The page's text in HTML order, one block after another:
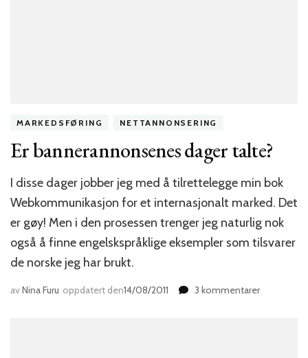
MARKEDSFØRING NETTANNONSERING
Er bannerannonsenes dager talte?
I disse dager jobber jeg med å tilrettelegge min bok
Webkommunikasjon for et internasjonalt marked. Det
er gøy! Men i den prosessen trenger jeg naturlig nok
også å finne engelskspråklige eksempler som tilsvarer
de norske jeg har brukt.
avNina Furu oppdatert den14/08/2011 3 kommentarertil